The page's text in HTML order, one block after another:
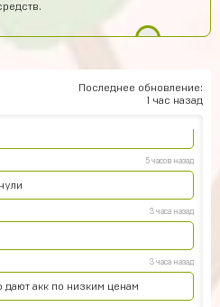
Последнее обновление:
1 час назад
5 часов назад
3 часа назад
3 часа назад
дают акк по низким ценам